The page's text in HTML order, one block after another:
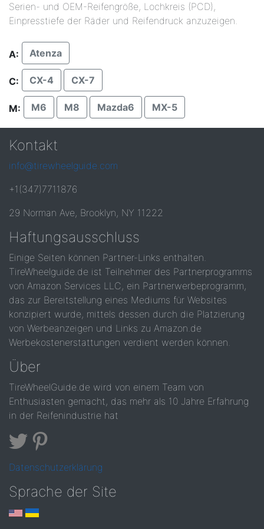
Serien- und OEM-Reifengröße, Lochkreis (PCD),
Einpresstiefe der Räder und Reifendruck anzuzeigen.
A: Atenza
C: CX-4 CX-7
M: M6 M8 Mazda6 MX-5
Kontakt
info@tirewheelguide.com
+1(347)7711876
29 Norman Ave, Brooklyn, NY 11222
Haftungsausschluss
Einige Seiten können Partner-Links enthalten.
TireWheelguide.de ist Teilnehmer des Partnerprogramms
von Amazon Services LLC, ein Partnerwerbeprogramm,
das zur Bereitstellung eines Mediums für Websites
konzipiert wurde, mittels dessen durch die Platzierung
von Werbeanzeigen und Links zu Amazon.de
Werbekostenerstattungen verdient werden können.
Über
TireWheelGuide.de wird von einem Team von
Enthusiasten gemacht, das mehr als 10 Jahre Erfahrung
in der Reifenindustrie hat
Datenschutzerklärung
Sprache der Site